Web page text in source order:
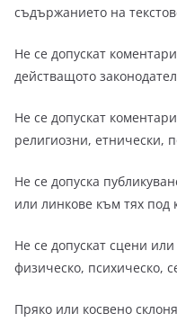
съдържанието на
Не се допускат
действащото
Не се допускат
религиозни, етнически,
Не се допуска
или линкове към тях под
Не се допускат сцени
физическо, психическо,
Пряко или косвено